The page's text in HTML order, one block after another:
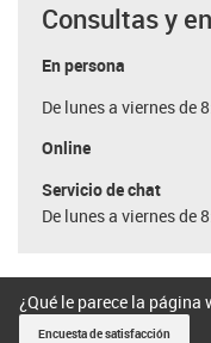
Consultas y
En persona
De lunes a viernes de
Online
Servicio de chat
De lunes a viernes de
¿Qué le parece la página
Encuesta de satisfacción